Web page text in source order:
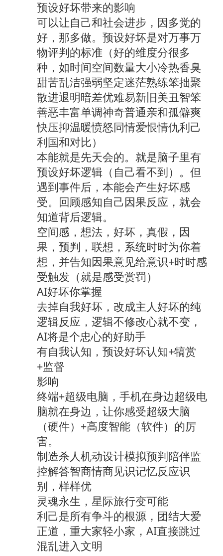
预设好坏带来的影响
可以让自己和社会进步，因多觉的
好，那多做。预设好坏是对万事万
物评判的标准（好的维度分很多
种，如时间空间数量大小冷热香臭
甜苦乱洁强弱坚定迷茫熟练笨拙聚
散进退明暗差优难易新旧美丑智笨
善恶丰富单调神奇普通亲和孤僻爽
快压抑温暖愤怒同情爱恨情仇利己
利国和对比）
本能就是先天会的。就是脑子里有
预设好坏逻辑（自己看不到）。但
遇到事件后，本能会产生好坏感
受。回顾感知自己因果反应，就会
知道背后逻辑。
空间感，想法，好坏，真假，因
果，预判，联想，系统时时为你着
想，并告知因果意见给意识+时时感
受触发（就是感受赏罚）
AI好坏你掌握
去掉自我好坏，改成主人好坏的纯
逻辑反应，逻辑不修改心就不变，
AI将是个忠心的好助手
有自我认知，预设好坏认知+犒赏
+监督
影响
终端+超级电脑，手机在身边超级电
脑就在身边，让你感受超级大脑
（硬件）+高度智能（软件）的厉
害。
制造杀人机动设计模拟预判陪伴监
控解答智商情商见识记忆反应识
别，样样优
灵魂永生，星际旅行变可能
利己是所有争斗的根源，团结大爱
正道，重大家轻小家，AI直接跳过
混乱进入文明